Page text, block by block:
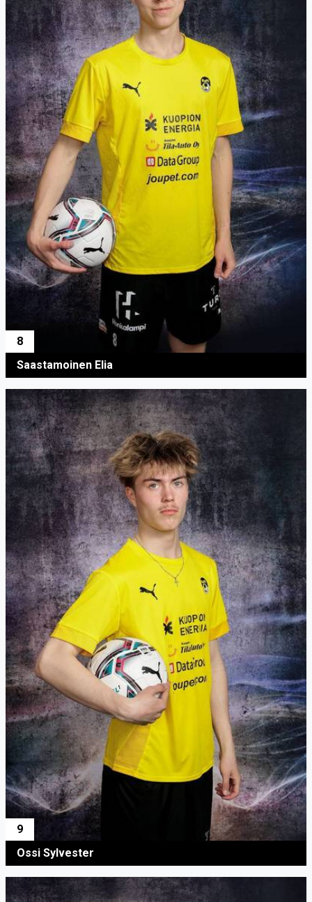
8
Saastamoinen Elia
9
Ossi Sylvester